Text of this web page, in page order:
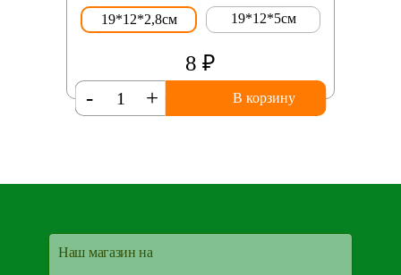
19*12*2,8см 19*12*5см
8 ₽
+
- В корзину
Наш магазин на